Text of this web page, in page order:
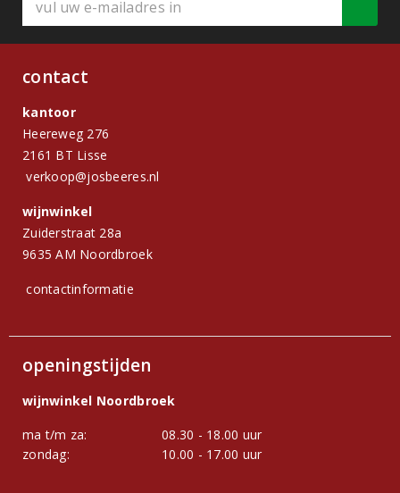
contact
kantoor
Heereweg 276
2161 BT Lisse
verkoop@josbeeres.nl
wijnwinkel
Zuiderstraat 28a
9635 AM Noordbroek
contactinformatie
openingstijden
wijnwinkel Noordbroek
ma t/m za:
08.30 - 18.00 uur
zondag:
10.00 - 17.00 uur